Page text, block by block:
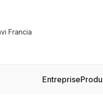
Entreprise